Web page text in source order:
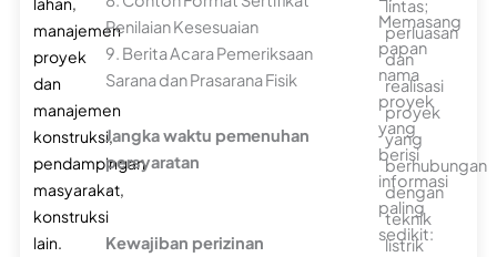
manajemen
proyek
dan
manajemen
konstruksi,
pendampingan
masyarakat,
konstruksi
lain.
Penilaian Kesesuaian
9. Berita Acara Pemeriksaan
Sarana dan Prasarana Fisik
Jangka waktu pemenuhan
persyaratan
-
Kewajiban perizinan
Memasang
papan
nama
proyek
yang
berisi
informasi
paling
sedikit:
lintas;
perluasan
dan
realisasi
proyek
yang
berhubungan
dengan
teknik
listrik